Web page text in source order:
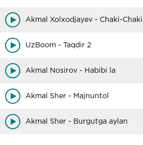
UzBoom - Taqdir 2
Akmal Nosirov - Habibi la
Akmal Sher - Majnuntol
Akmal Sher - Burgutga aylan